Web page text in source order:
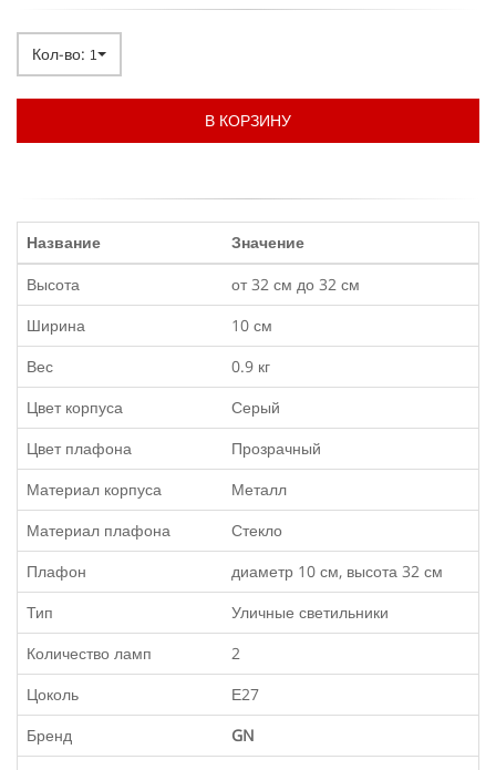
Кол-во: 1
В КОРЗИНУ
Название
Значение
Высота
от 32 см до 32 см
Ширина
10 см
Вес
0.9 кг
Цвет корпуса
Серый
Цвет плафона
Прозрачный
Материал корпуса
Металл
Материал плафона
Стекло
Плафон
диаметр 10 см, высота 32 см
Тип
Уличные светильники
Количество ламп
2
Цоколь
Е27
Бренд
GN